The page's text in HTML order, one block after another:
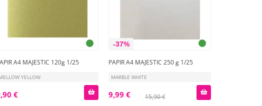
A4 MAJESTIC 120g 1/25
YELLOW
€
-37%
PAPIR A4 MAJESTIC 250 g 1/25
MARBLE WHITE
15,90 €
9,99 €